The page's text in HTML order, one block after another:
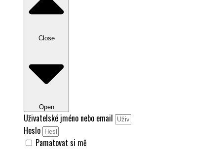
Close
Open
Uživatelské jméno nebo email
Heslo
Pamatovat si mě